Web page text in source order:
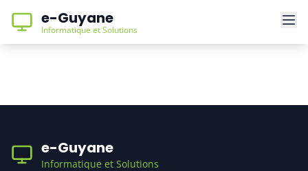
e-Guyane
Informatique et Solutions
e-Guyane
Informatique et Solutions